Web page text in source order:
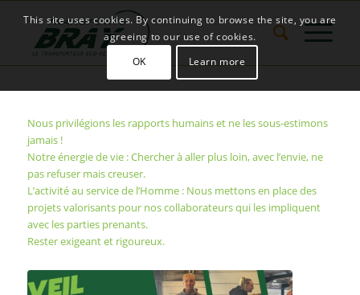
Nous privilégions les rapports humains et ne les sous-estimons
jamais !
Notre énergie de vie : Chercher à aller plus loin, avec l’envie, ne
pas refuser mais creuser.
L’activité au service de l’Homme : Nous mettons en place des
projets valorisants pour nos collaborateurs qui les impliquent
avec les parties prenants.
Rester exigeant et rigoureux.
This site uses cookies. By continuing to browse the site, you are
agreeing to our use of cookies.
OK
Learn more